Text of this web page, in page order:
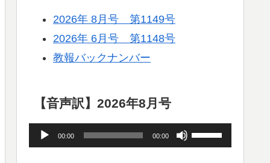
2026年 8月号 第1149号
2026年 6月号 第1148号
教報バックナンバー
【音声訳】2026年8月号
声
00:00 00:00
ボ
リ